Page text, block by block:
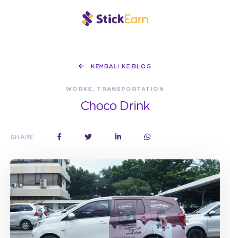
KEMBALI KE BLOG
WORKS, TRANSPORTATION
Choco Drink
SHARE: